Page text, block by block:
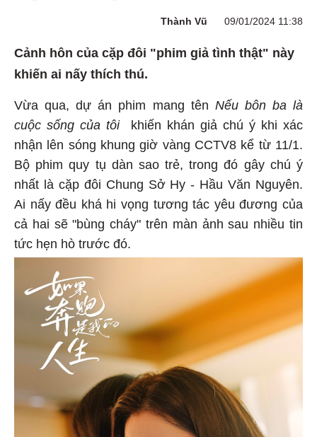
Thành Vũ 09/01/2024 11:38
Cảnh hôn của cặp đôi "phim giả tình thật" này
khiến ai nấy thích thú.
Vừa qua, dự án phim mang tên Nếu bôn ba là
cuộc sống của tôi
khiến khán giả chú ý khi xác
nhận lên sóng khung giờ vàng CCTV8 kể từ 11/1.
Bộ phim quy tụ dàn sao trẻ, trong đó gây chú ý
nhất là cặp đôi Chung Sở Hy - Hầu Văn Nguyên.
Ai nấy đều khá hi vọng tương tác yêu đương của
cả hai sẽ "bùng cháy" trên màn ảnh sau nhiều tin
tức hẹn hò trước đó.